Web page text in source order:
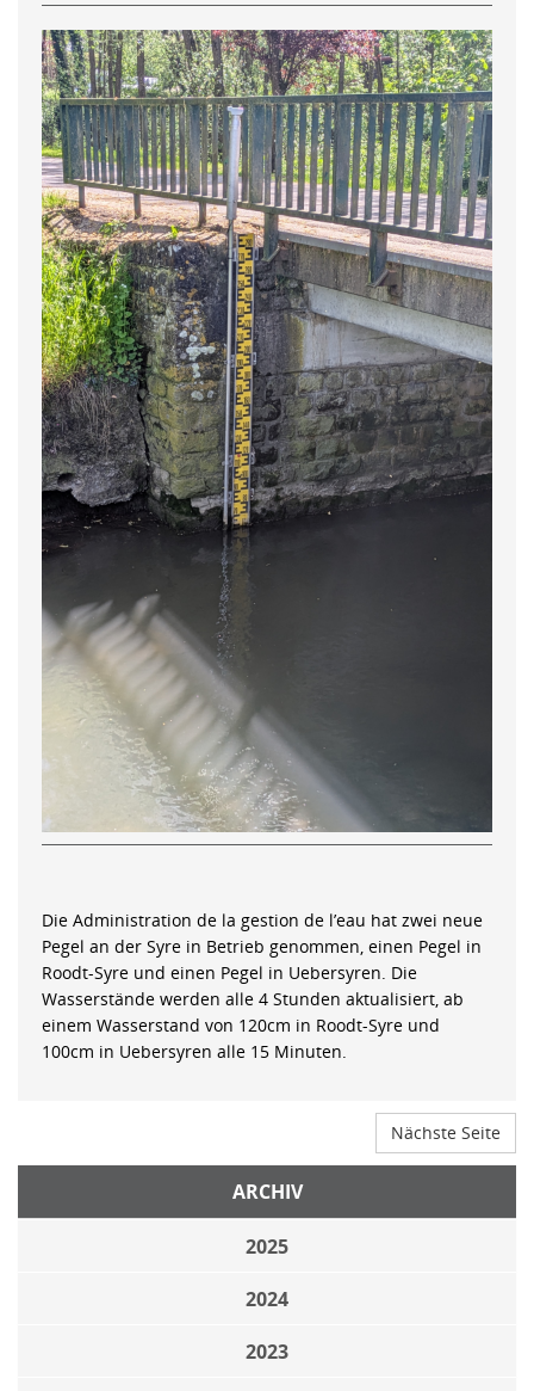
Die Administration de la gestion de l’eau hat zwei neue
Pegel an der Syre in Betrieb genommen, einen Pegel in
Roodt-Syre und einen Pegel in Uebersyren. Die
Wasserstände werden alle 4 Stunden aktualisiert, ab
einem Wasserstand von 120cm in Roodt-Syre und
100cm in Uebersyren alle 15 Minuten.
Nächste Seite
ARCHIV
2025
2024
2023